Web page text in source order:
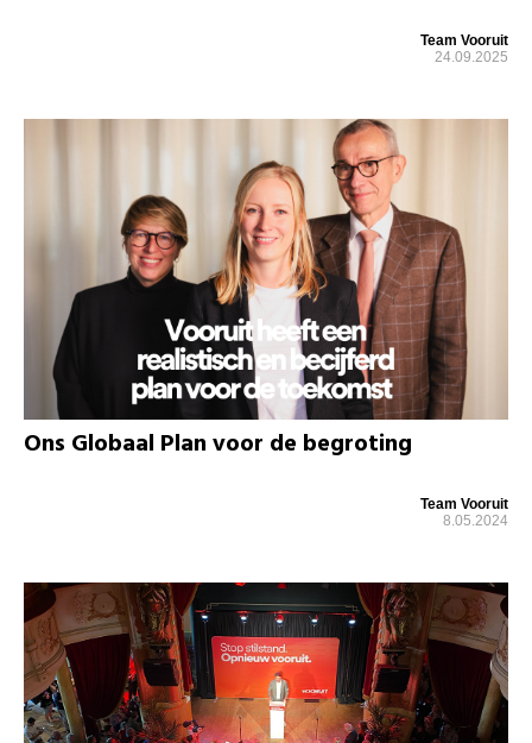
Team Vooruit
24.09.2025
Ons Globaal Plan voor de begroting
Team Vooruit
8.05.2024